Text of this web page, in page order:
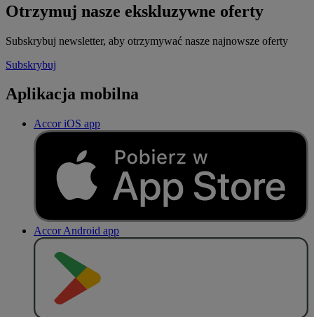
Otrzymuj nasze ekskluzywne oferty
Subskrybuj newsletter, aby otrzymywać nasze najnowsze oferty
Subskrybuj
Aplikacja mobilna
Accor iOS app
Accor Android app